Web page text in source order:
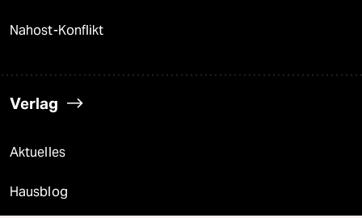
Nahost-Konflikt
Verlag
Aktuelles
Hausblog